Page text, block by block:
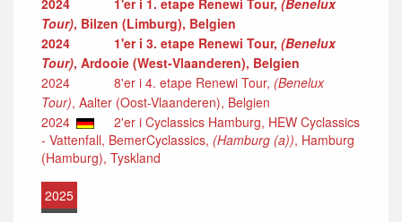
Tour), Bilzen (Limburg), Belgien
2024
1'er i 3. etape Renewi Tour, (Benelux
Tour), Ardooie (West-Vlaanderen), Belgien
2024
8'er i 4. etape Renewi Tour, (Benelux
Tour), Aalter (Oost-Vlaanderen), Belgien
2024
2'er i Cyclassics Hamburg, HEW Cyclassics
- Vattenfall, BemerCyclassics, (Hamburg (a)), Hamburg
(Hamburg), Tyskland
2025